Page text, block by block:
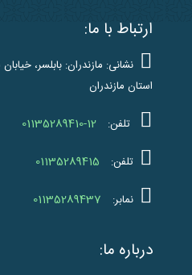
ارتباط با ما:
نشانی: مازندران: بابلسر،
استان مازندران
تلفن: 01135289410-12
تلفن: 01135289415
نمابر: 01135289437
درباره ما: